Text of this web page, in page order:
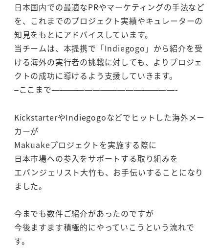
日本国内での最適なPRやマーケティングの手法など
を、これまでのプロジェクト実績やキュレーターの
知見をもとにアドバイスしています。
当チームは、本提携で「Indiegogo」から紹介を受
ける海外の実行者の挑戦に対しても、よりプロジェ
クトの成功に導けるよう支援していきます。
–ここまで———————————————-
KickstarterやIndiegogoなどでヒットした海外メー
カーが
Makuakeプロジェクトを実施する際に
日本市場への参入をサポートする取り組みを
エバンジェリスト大竹も、お手伝いすることになり
ました。
今までも数件ご紹介があったのですが
今後ますます積極的にやっていこうという流れで
す。